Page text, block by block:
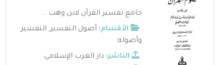
جامع تفسير القرآن لابن وهب ...
الأقسام: أصول التفسير, التفسير
وأصوله
الناشر: دار الغرب الإسلامي